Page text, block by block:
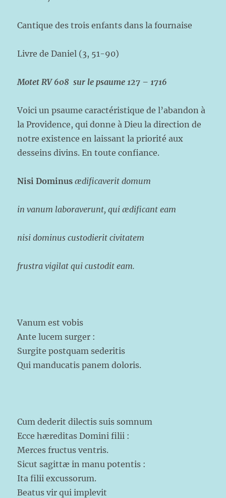
Cantique des trois enfants dans la fournaise
Livre de Daniel (3, 51-90)
Motet RV 608 sur le psaume 127 – 1716
Voici un psaume caractéristique de l’abandon à
la Providence, qui donne à Dieu la direction de
notre existence en laissant la priorité aux
desseins divins. En toute confiance.
Nisi Dominus ædificaverit domum
in vanum laboraverunt, qui ædificant eam
nisi dominus custodierit civitatem
frustra vigilat qui custodit eam.
Vanum est vobis
Ante lucem surger :
Surgite postquam sederitis
Qui manducatis panem doloris.
Cum dederit dilectis suis somnum
Ecce hæreditas Domini filii :
Merces fructus ventris.
Sicut sagittæ in manu potentis :
Ita filii excussorum.
Beatus vir qui implevit